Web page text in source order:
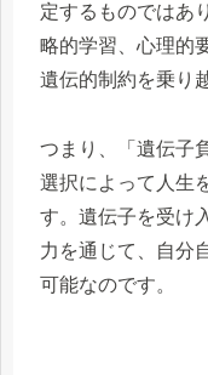
定するものではあ
略的学習、心理的
遺伝的制約を乗り
つまり、「遺伝子
選択によって人生
す。遺伝子を受け
力を通じて、自分
可能なのです。